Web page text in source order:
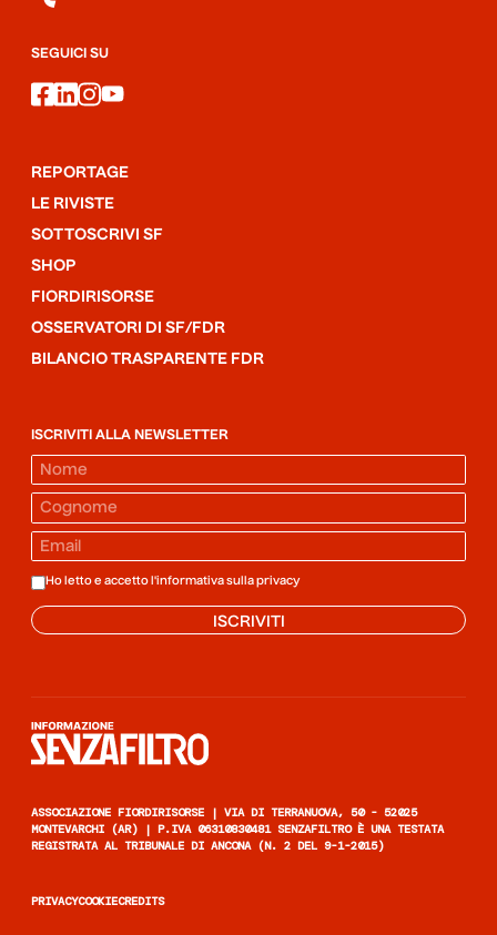
SEGUICI SU
facebook
linkedin
instagram
youtube
REPORTAGE
LE RIVISTE
SOTTOSCRIVI SF
SHOP
FIORDIRISORSE
OSSERVATORI DI SF/FDR
BILANCIO TRASPARENTE FDR
ISCRIVITI ALLA NEWSLETTER
Ho letto e accetto l'informativa sulla privacy
ISCRIVITI
ASSOCIAZIONE FIORDIRISORSE | VIA DI TERRANUOVA, 50 - 52025
MONTEVARCHI (AR) | P.IVA 06310830481 SENZAFILTRO È UNA TESTATA
REGISTRATA AL TRIBUNALE DI ANCONA (N. 2 DEL 9-1-2015)
PRIVACYCOOKIECREDITS